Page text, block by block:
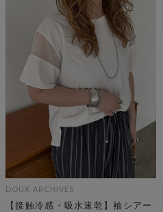
DOUX ARCHIVES
【接触冷感・吸水速乾】袖シアー